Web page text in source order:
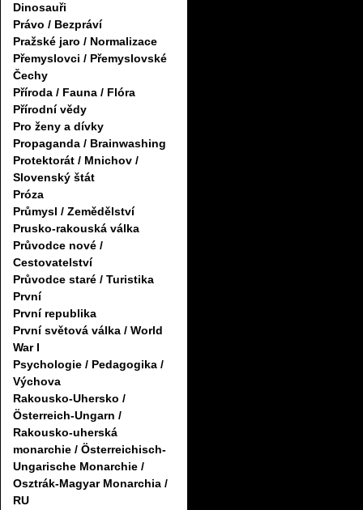
Dinosauři
Právo / Bezpráví
Pražské jaro / Normalizace
Přemyslovci / Přemyslovské
Čechy
Příroda / Fauna / Flóra
Přírodní vědy
Pro ženy a dívky
Propaganda / Brainwashing
Protektorát / Mnichov /
Slovenský štát
Próza
Průmysl / Zemědělství
Prusko-rakouská válka
Průvodce nové /
Cestovatelství
Průvodce staré / Turistika
První
První republika
První světová válka / World
War I
Psychologie / Pedagogika /
Výchova
Rakousko-Uhersko /
Österreich-Ungarn /
Rakousko-uherská
monarchie / Österreichisch-
Ungarische Monarchie /
Osztrák-Magyar Monarchia /
RU